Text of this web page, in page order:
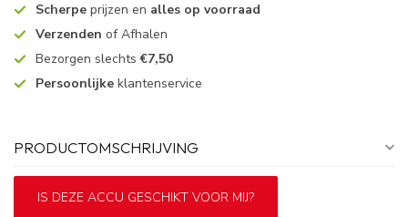
Scherpe prijzen en alles op voorraad
Verzenden of Afhalen
Bezorgen slechts€7,50
Persoonlijke klantenservice
PRODUCTOMSCHRIJVING
IS DEZE ACCU GESCHIKT VOOR MIJ?